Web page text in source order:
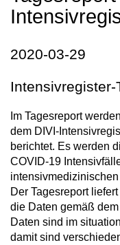
2020-03-29
Intensivregister-
Im Tagesreport
dem DIVI-
berichtet. Es werden
COVID-19
Der Tagesreport
die Daten gemäß
Daten sind im
damit sind